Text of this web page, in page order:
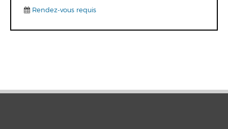
Rendez-vous requis